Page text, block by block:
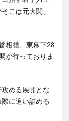
こは元大関、
相撲、東幕下28
が待っておりま
める展開とな
に追い詰める